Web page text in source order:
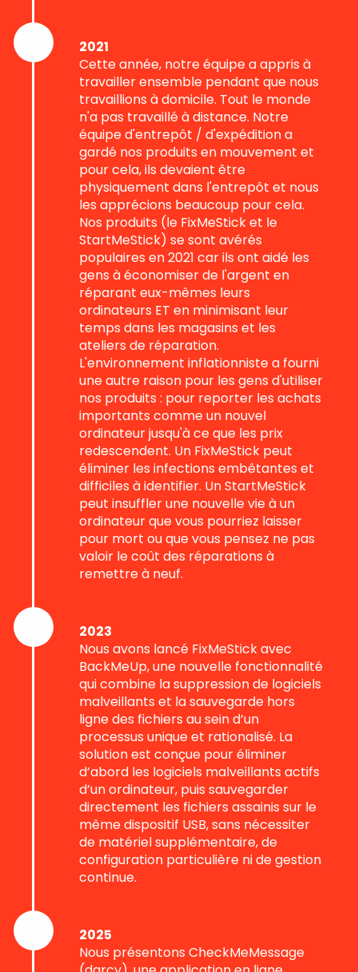
2021
Cette année, notre équipe a appris à
travailler ensemble pendant que nous
travaillions à domicile. Tout le monde
n'a pas travaillé à distance. Notre
équipe d'entrepôt / d'expédition a
gardé nos produits en mouvement et
pour cela, ils devaient être
physiquement dans l'entrepôt et nous
les apprécions beaucoup pour cela.
Nos produits (le FixMeStick et le
StartMeStick) se sont avérés
populaires en 2021 car ils ont aidé les
gens à économiser de l'argent en
réparant eux-mêmes leurs
ordinateurs ET en minimisant leur
temps dans les magasins et les
ateliers de réparation.
L'environnement inflationniste a fourni
une autre raison pour les gens d'utiliser
nos produits : pour reporter les achats
importants comme un nouvel
ordinateur jusqu'à ce que les prix
redescendent. Un FixMeStick peut
éliminer les infections embêtantes et
difficiles à identifier. Un StartMeStick
peut insuffler une nouvelle vie à un
ordinateur que vous pourriez laisser
pour mort ou que vous pensez ne pas
valoir le coût des réparations à
remettre à neuf.
2023
Nous avons lancé FixMeStick avec
BackMeUp, une nouvelle fonctionnalité
qui combine la suppression de logiciels
malveillants et la sauvegarde hors
ligne des fichiers au sein d’un
processus unique et rationalisé. La
solution est conçue pour éliminer
d’abord les logiciels malveillants actifs
d’un ordinateur, puis sauvegarder
directement les fichiers assainis sur le
même dispositif USB, sans nécessiter
de matériel supplémentaire, de
configuration particulière ni de gestion
continue.
2025
Nous présentons CheckMeMessage